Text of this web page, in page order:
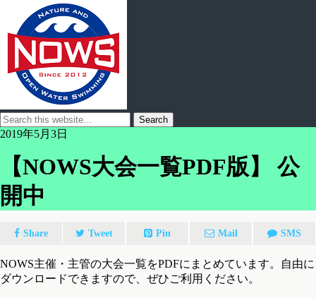
2019年5月3日
【NOWS大会一覧PDF版】 公
開中
Share Tweet Pin Mail SMS
NOWS主催・主管の大会一覧をPDFにまとめています。自由に
ダウンロードできますので、ぜひご利用ください。